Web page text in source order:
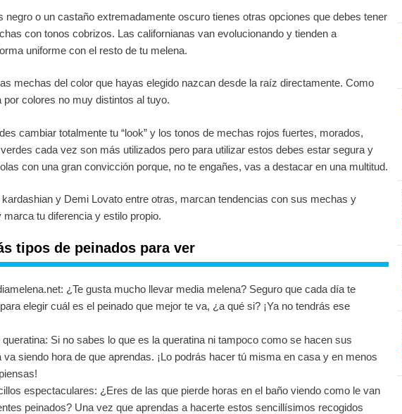
negro o un castaño extremadamente oscuro tienes otras opciones que debes tener
con tonos cobrizos. Las californianas van evolucionando y tienden a
uniforme con el resto de tu melena.
mechas del color que hayas elegido nazcan desde la raíz directamente. Como
por colores no muy distintos al tuyo.
cambiar totalmente tu “look” y los tonos de mechas rojos fuertes, morados,
cada vez son más utilizados pero para utilizar estos debes estar segura y
con una gran convicción porque, no te engañes, vas a destacar en una multitud.
y Demi Lovato entre otras, marcan tendencias con sus mechas y
marca tu diferencia y estilo propio.
tipos de peinados para ver
¿Te gusta mucho llevar media melena? Seguro que cada día te
elegir cuál es el peinado que mejor te va, ¿a qué si? ¡Ya no tendrás ese
Si no sabes lo que es la queratina ni tampoco como se hacen sus
siendo hora de que aprendas. ¡Lo podrás hacer tú misma en casa y en menos
espectaculares: ¿Eres de las que pierde horas en el baño viendo como le van
peinados? Una vez que aprendas a hacerte estos sencillísimos recogidos